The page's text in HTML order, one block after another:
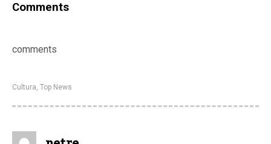
Comments
comments
Cultura Top News